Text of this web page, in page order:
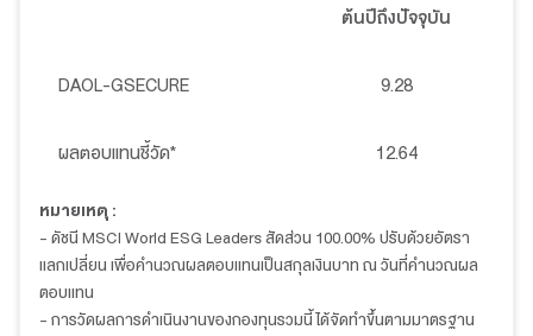
ต้นปีถึงปัจจุบัน
DAOL-GSECURE 9.28
ผลตอบแทนชี้วัด* 12.64
หมายเหตุ :
- ดัชนี MSCI World ESG Leaders สัดส่วน 100.00% ปรับด้วยอัตรา
แลกเปลี่ยน เพื่อคำนวณผลตอบแทนเป็นสกุลเงินบาท ณ วันที่คำนวณผล
ตอบแทน
- การวัดผลการดำเนินงานของกองทุนรวมนี้ ได้จัดทำขึ้นตามมาตรฐาน